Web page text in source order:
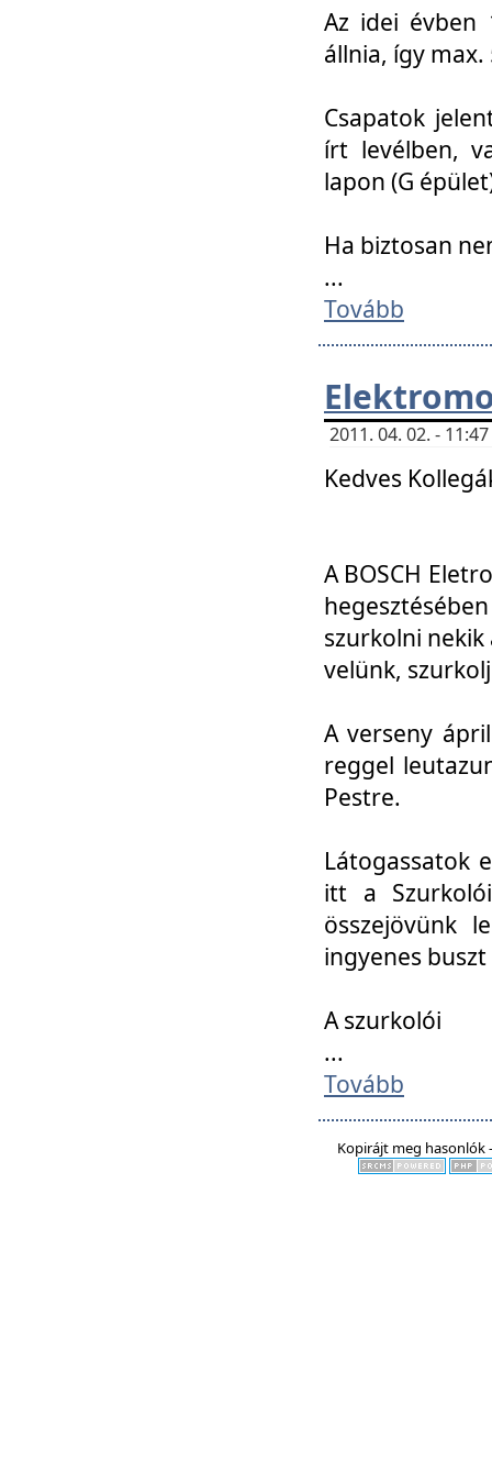
Az idei évben
állnia, így
Csapatok
írt levélben,
lapon (G
Ha biztosan
...
Tovább
2011. 04. 02. -
Kedves
A BOSCH
szurkolni
velünk,
A verseny
reggel
Pestre.
Látogassatok
itt a
összejövünk
ingyenes
A szurkolói
...
Tovább
Kopirájt meg hasonlók